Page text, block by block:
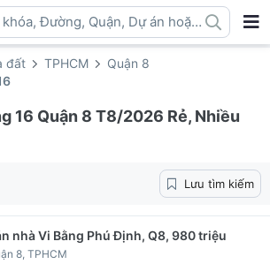
khóa, Đường, Quận, Dự án hoặc
danh ...
đất TPHCM
Quận 8
16 Quận 8 T8/2026 Rẻ, Nhiều
Lưu tìm kiếm
nhà Vi Bằng Phú Định, Q8, 980 triệu
8, TPHCM